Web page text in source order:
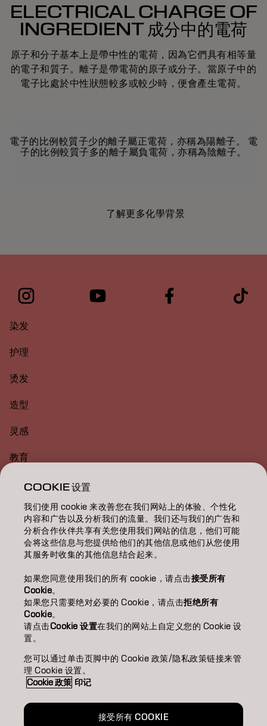
ELECTRICAL CHARGE OF
INGREDIENT 成分中的電荷
原子和分子基本上是帶中性的電荷，因為它們具有相等量
的電子和質子。離子是帶電荷的原子或分子。當原子中的
電子比處於中性狀態較多或較少時，便會產生電荷。
電子的比例較質子少的離子屬正電荷，亦稱為陽離子。 電
子的比例較質子多的離子屬負電荷，亦稱為陰離子。
了解更多化學背景
染发
护理
烫发
造型
灵感
教育
关于
美发沙龙查找
成为合作伙伴
联系我们
版权声明隐私政策Cookie 政策使用条款无障碍访问
可持续发展承诺
CN | Chinese (Traditional)
COOKIE 设置
我们使用 cookie 来改善您在我们网站上的体验、个性化
内容和广告以及分析我们的流量。我们还与我们的广告和
分析合作伙伴共享有关您使用我们网站的信息，他们可能
会将这些信息与您提供给他们的其他信息或他们从您使用
其服务时收集的其他信息结合起来。
如果您同意使用我们的所有 cookie，请点击接受所有
Cookie。
如果您只需要绝对必要的 Cookie，请点击拒绝所有
Cookie。
请点击Cookie 设置在我们的网站上自定义您的 Cookie 设
置。
您可以通过单击页脚中的 Cookie 政策/隐私政策链接来管
理 Cookie 设置。
Cookie 政策 印记
接受所有 COOKIE